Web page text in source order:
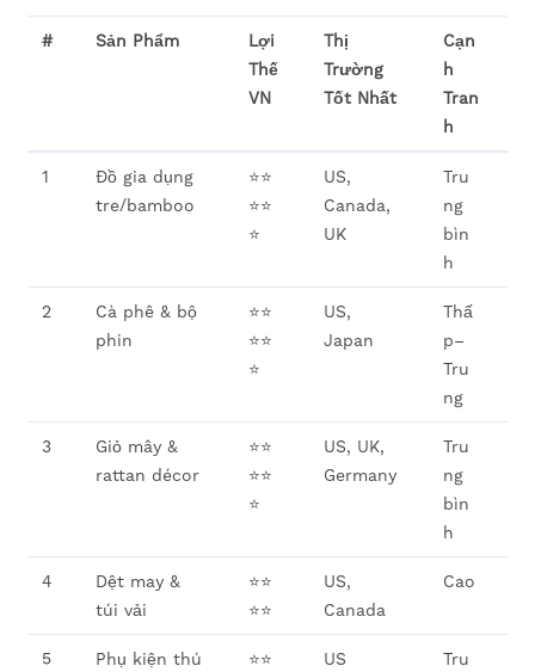
# Sản Phẩm
Lợi
Thế
VN
Thị
Trường
Tốt Nhất
Cạn
h
Tran
h
1
Đồ gia dụng
tre/bamboo
⭐⭐
⭐⭐
⭐
US,
Canada,
UK
Tru
ng
bìn
h
2
Cà phê & bộ
phin
⭐⭐
⭐⭐
⭐
US,
Japan
Thấ
p–
Tru
ng
3
Giỏ mây &
rattan décor
⭐⭐
⭐⭐
⭐
US, UK,
Germany
Tru
ng
bìn
h
4
Dệt may &
túi vải
⭐⭐
⭐⭐
US,
Canada
Cao
5 Phụ kiện thú ⭐⭐ US Tru